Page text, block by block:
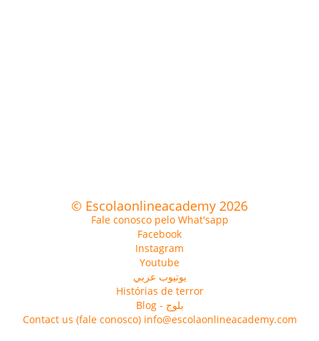
© Escolaonlineacademy 2026
Fale conosco pelo What'sapp
Facebook
Instagram
Youtube
يوتيوب عربي
Histórias de terror
Blog - بلوج
Contact us (fale conosco) info@escolaonlineacademy.com